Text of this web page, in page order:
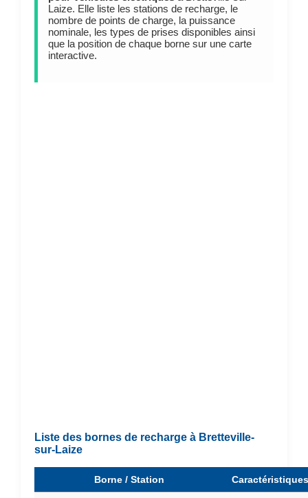
Laize. Elle liste les stations de recharge, le
nombre de points de charge, la puissance
nominale, les types de prises disponibles ainsi
que la position de chaque borne sur une carte
interactive.
Liste des bornes de recharge à Bretteville-
sur-Laize
Borne / Station Caractéristiques